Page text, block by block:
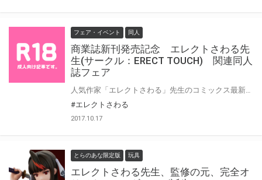
フェア・イベント 同人
商業誌新刊発売記念 エレクトさわる先
生(サークル：ERECT TOUCH) 関連同人
誌フェア
#エレクトさわる
2017.10.17
とらのあな限定版 玩具
エレクトさわる先生、監修の元、完全オ